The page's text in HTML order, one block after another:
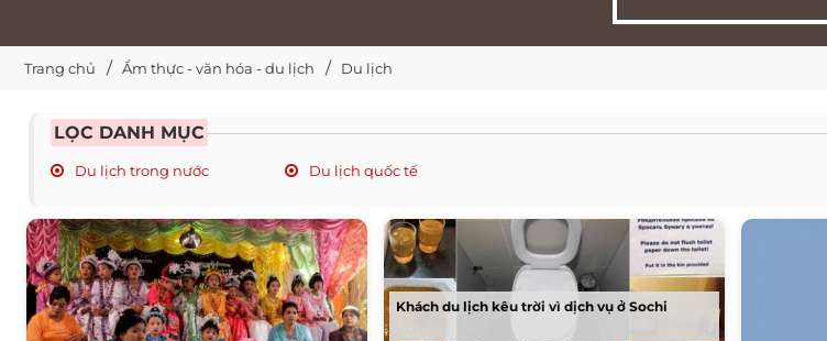
Trang chủ Ẩm thực - văn hóa - du lịch Du lịch
LỌC DANH MỤC
Du lịch trong nước Du lịch quốc tế
Khách du lịch kêu trời vì dịch vụ ở Sochi